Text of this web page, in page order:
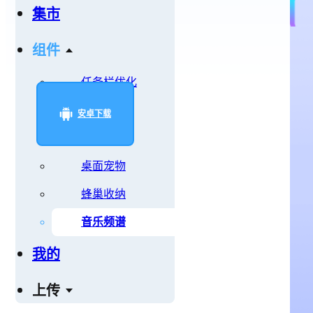
安卓下载
集市
组件
任务栏优化
屏保
桌面宠物
蜂巢收纳
音乐频谱
我的
上传